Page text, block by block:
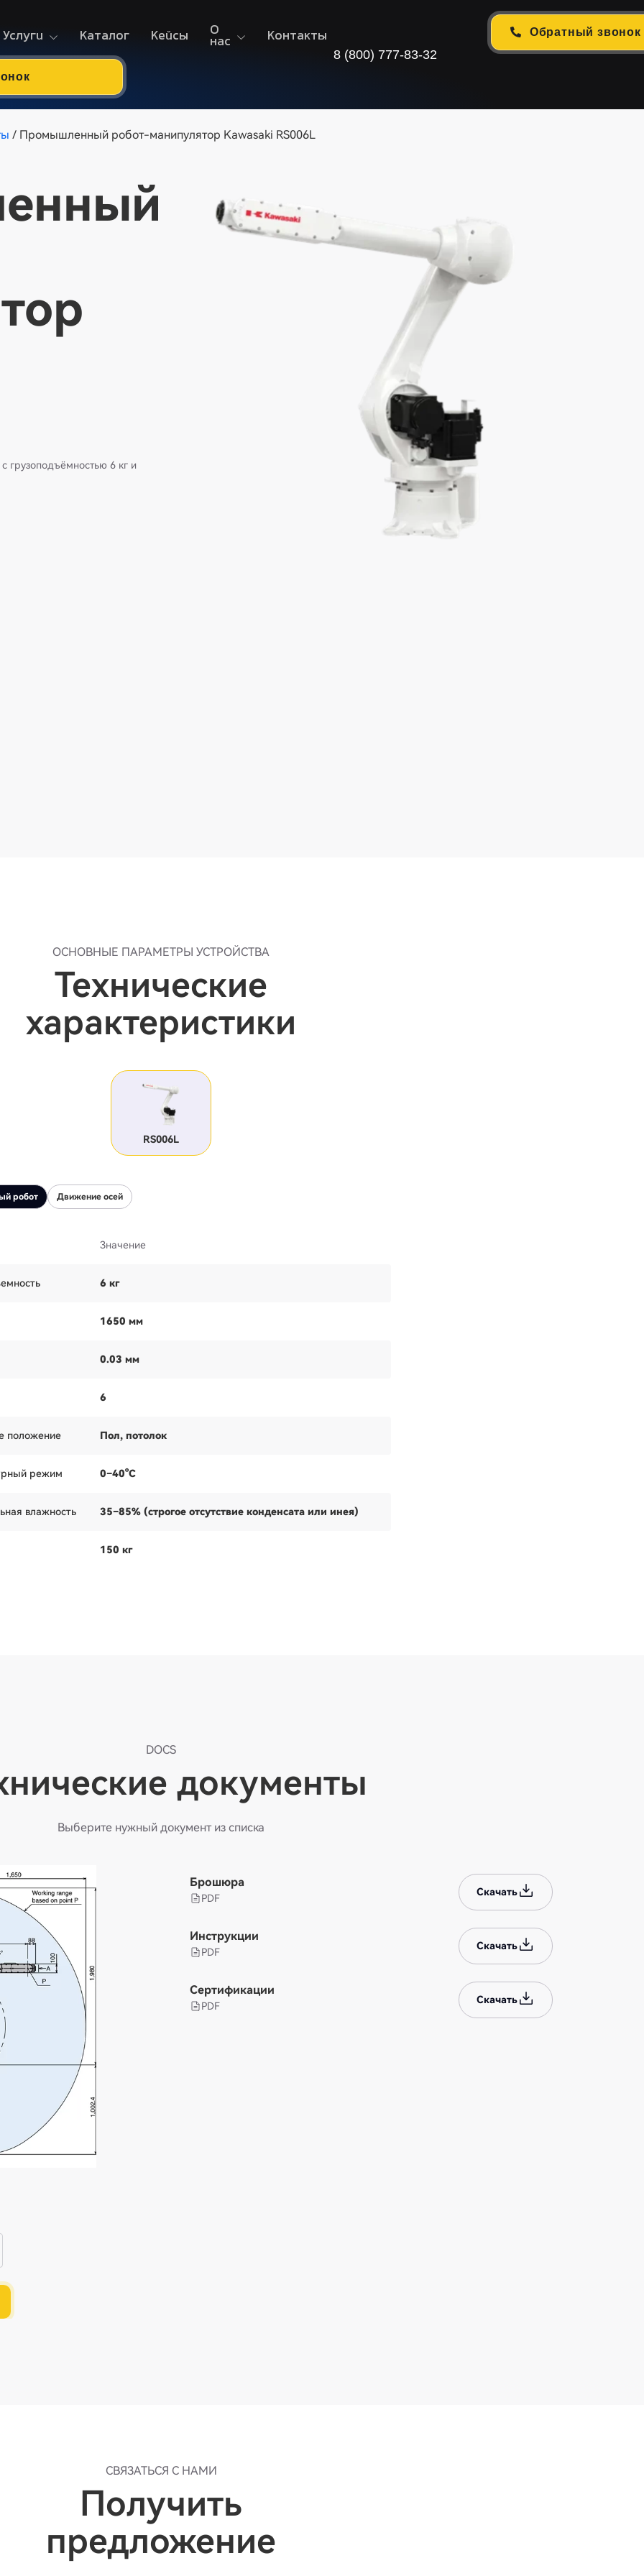
Услуги Каталог Кейсы
О
нас
Контакты
8 (800) 777-83-32
Обратный звонок
/ Промышленный робот-манипулятор Kawasaki RS006L
грузоподъёмностью 6 кг и
ОСНОВНЫЕ ПАРАМЕТРЫ УСТРОЙСТВА
Технические
характеристики
RS006L
робот Движение осей
Значение
6 кг
1650 мм
0.03 мм
6
положение Пол, потолок
режим 0–40°C
влажность 35–85% (строгое отсутствие конденсата или инея)
150 кг
DOCS
документы
Выберите нужный документ из списка
Брошюра
PDF
Скачать
Инструкции
PDF
Скачать
Сертификации
PDF
Скачать
СВЯЗАТЬСЯ С НАМИ
Получить
предложение